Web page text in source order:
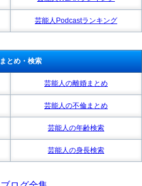
芸能人Podcastランキング
とめ・検索
芸能人の離婚まとめ
芸能人の不倫まとめ
芸能人の年齢検索
芸能人の身長検索